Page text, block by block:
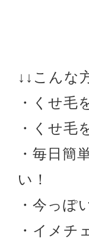
↓↓こんな
・くせ毛
・くせ毛
・毎日簡
い！
・今っぽ
・イメチ